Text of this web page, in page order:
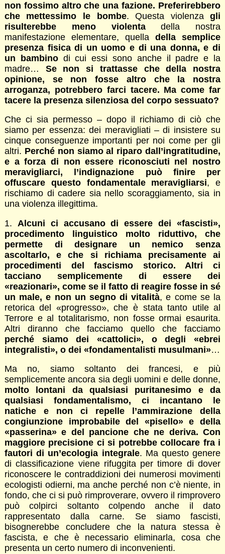
non fossimo altro che una fazione. Preferirebbero
che mettessimo le bombe. Questa violenzagli
risulterebbe meno violentadella nostra
manifestazione elementare, quelladella semplice
presenza fisica di un uomo e di una donna, e di
un bambinodi cui essi sono anche il padre e la
madre… Se non si trattasse che della nostra
opinione, se non fosse altro che la nostra
arroganza, potrebbero farci tacere. Ma come far
tacere la presenza silenziosa del corpo sessuato?
Che ci sia permesso – dopo il richiamo di ciò che
siamo per essenza: dei meravigliati – di insistere su
cinque conseguenze importanti per noi come per gli
altri. Perché non siamo al riparo dall’ingratitudine,
e a forza di non essere riconosciuti nel nostro
meravigliarci, l’indignazione può finire per
offuscare questo fondamentale meravigliarsi, e
rischiamo di cadere sia nello scoraggiamento, sia in
una violenza illegittima.
1. Alcuni ci accusano di essere dei «fascisti»,
procedimento linguistico molto riduttivo, che
permette di designare un nemico senza
ascoltarlo, e che si richiama precisamente ai
procedimenti del fascismo storico. Altri ci
tacciano semplicemente di essere dei
«reazionari», come se il fatto di reagire fosse in sé
un male, e non un segno di vitalità, e come se la
retorica del «progresso», che è stata tanto utile al
Terrore e al totalitarismo, non fosse ormai esaurita.
Altri diranno che facciamo quello che facciamo
perché siamo dei «cattolici», o degli «ebrei
integralisti», o dei «fondamentalisti musulmani»…
Ma no, siamo soltanto dei francesi, e più
semplicemente ancora sia degli uomini e delle donne,
molto lontani da qualsiasi puritanesimo e da
qualsiasi fondamentalismo, ci incantano le
natiche e non ci repelle l’ammirazione della
congiunzione improbabile del «pisello» e della
«passerina» e del pancione che ne deriva. Con
maggiore precisione ci si potrebbe collocare fra i
fautori di un’ecologia integrale. Ma questo genere
di classificazione viene rifuggita per timore di dover
riconoscere le contraddizioni dei numerosi movimenti
ecologisti odierni, ma anche perché non c’è niente, in
fondo, che ci si può rimproverare, ovvero il rimprovero
può colpirci soltanto colpendo anche il dato
rappresentato dalla carne. Se siamo fascisti,
bisognerebbe concludere che la natura stessa è
fascista, e che è necessario eliminarla, cosa che
presenta un certo numero di inconvenienti.